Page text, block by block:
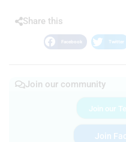
Share this
Facebook Twitter
Join our community
Join our
Join